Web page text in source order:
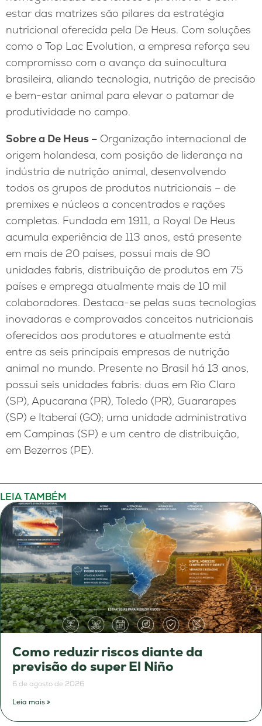
estar das matrizes são pilares da estratégia
nutricional oferecida pela De Heus. Com soluções
como o Top Lac Evolution, a empresa reforça seu
compromisso com o avanço da suinocultura
brasileira, aliando tecnologia, nutrição de precisão
e bem-estar animal para elevar o patamar de
produtividade no campo.
Sobre a De Heus – Organização internacional de
origem holandesa, com posição de liderança na
indústria de nutrição animal, desenvolvendo
todos os grupos de produtos nutricionais – de
premixes e núcleos a concentrados e rações
completas. Fundada em 1911, a Royal De Heus
acumula experiência de 113 anos, está presente
em mais de 20 países, possui mais de 90
unidades fabris, distribuição de produtos em 75
países e emprega atualmente mais de 10 mil
colaboradores. Destaca-se pelas suas tecnologias
inovadoras e comprovados conceitos nutricionais
oferecidos aos produtores e atualmente está
entre as seis principais empresas de nutrição
animal no mundo. Presente no Brasil há 13 anos,
possui seis unidades fabris: duas em Rio Claro
(SP), Apucarana (PR), Toledo (PR), Guararapes
(SP) e Itaberaí (GO); uma unidade administrativa
em Campinas (SP) e um centro de distribuição,
em Bezerros (PE).
LEIA TAMBÉM
Como reduzir riscos diante da
previsão do super El Niño
6 de agosto de 2026
Leia mais »